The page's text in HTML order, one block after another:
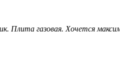
Плита газовая. Хочется